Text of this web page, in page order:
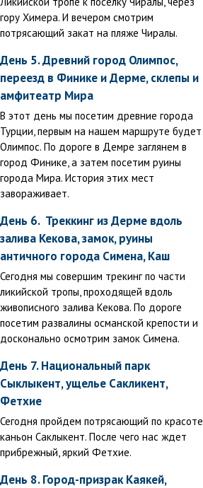
гору Химера. И вечером смотрим
потрясающий закат на пляже Чиралы.
День 5. Древний город Олимпос,
переезд в Финике и Дерме, склепы и
амфитеатр Мира
В этот день мы посетим древние города
Турции, первым на нашем маршруте будет
Олимпос. По дороге в Демре заглянем в
город Финике, а затем посетим руины
города Мира. История этих мест
завораживает.
День 6. Треккинг из Дерме вдоль
залива Кекова, замок, руины
античного города Симена, Каш
Сегодня мы совершим трекинг по части
ликийской тропы, проходящей вдоль
живописного залива Кекова. По дороге
посетим развалины османской крепости и
досконально осмотрим замок Симена.
День 7. Национальный парк
Сыклыкент, ущелье Сакликент,
Фетхие
Сегодня пройдем потрясающий по красоте
каньон Саклыкент. После чего нас ждет
прибрежный, яркий Фетхие.
День 8. Город-призрак Каякей,